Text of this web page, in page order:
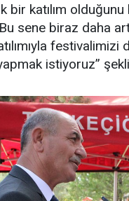
bir katılım
Bu sene biraz daha
istiyoruz”